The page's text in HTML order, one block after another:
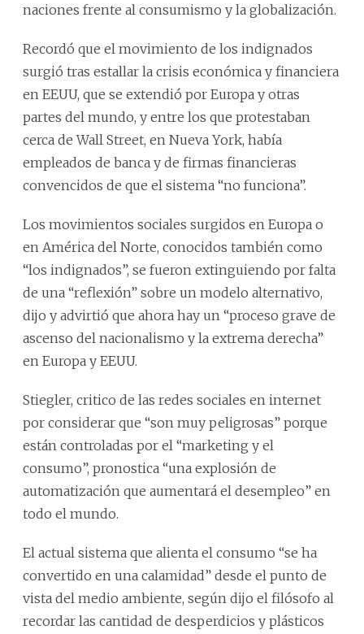
naciones frente al consumismo y la globalización.
Recordó que el movimiento de los indignados
surgió tras estallar la crisis económica y financiera
en EEUU, que se extendió por Europa y otras
partes del mundo, y entre los que protestaban
cerca de Wall Street, en Nueva York, había
empleados de banca y de firmas financieras
convencidos de que el sistema “no funciona”.
Los movimientos sociales surgidos en Europa o
en América del Norte, conocidos también como
“los indignados”, se fueron extinguiendo por falta
de una “reflexión” sobre un modelo alternativo,
dijo y advirtió que ahora hay un “proceso grave de
ascenso del nacionalismo y la extrema derecha”
en Europa y EEUU.
Stiegler, critico de las redes sociales en internet
por considerar que “son muy peligrosas” porque
están controladas por el “marketing y el
consumo”, pronostica “una explosión de
automatización que aumentará el desempleo” en
todo el mundo.
El actual sistema que alienta el consumo “se ha
convertido en una calamidad” desde el punto de
vista del medio ambiente, según dijo el filósofo al
recordar las cantidad de desperdicios y plásticos